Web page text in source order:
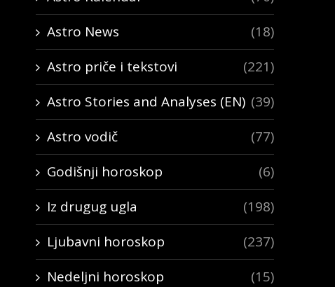
Astro News
(18)
Astro priče i tekstovi
(221)
Astro Stories and Analyses (EN) (39)
Astro vodič
(77)
Godišnji horoskop
(6)
Iz drugug ugla
(198)
Ljubavni horoskop
(237)
Nedeljni horoskop
(15)